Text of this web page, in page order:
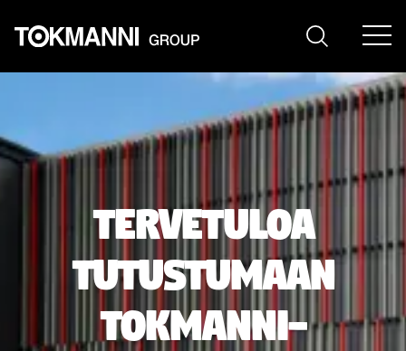
sisältöön
Tervetuloa
tutustumaan
Tokmanni-